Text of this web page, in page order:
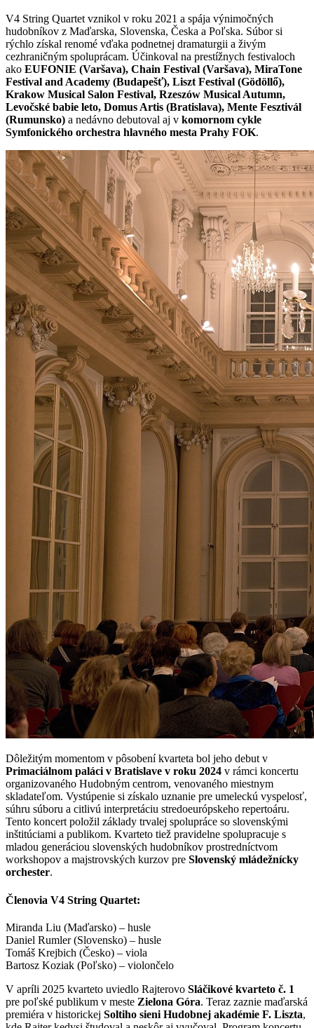
V4 String Quartet vznikol v roku 2021 a spája výnimočných
hudobníkov z Maďarska, Slovenska, Česka a Poľska. Súbor si
rýchlo získal renomé vďaka podnetnej dramaturgii a živým
cezhraničným spoluprácam. Účinkoval na prestížnych festivaloch
ako EUFONIE (Varšava), Chain Festival (Varšava), MiraTone
Festival and Academy (Budapešť), Liszt Festival (Gödöllő),
Krakow Musical Salon Festival, Rzeszów Musical Autumn,
Levočské babie leto, Domus Artis (Bratislava), Mente Fesztivál
(Rumunsko) a nedávno debutoval aj v komornom cykle
Symfonického orchestra hlavného mesta Prahy FOK.
Dôležitým momentom v pôsobení kvarteta bol jeho debut v
Primaciálnom paláci v Bratislave v roku 2024 v rámci koncertu
organizovaného Hudobným centrom, venovaného miestnym
skladateľom. Vystúpenie si získalo uznanie pre umeleckú vyspelosť,
súhru súboru a citlivú interpretáciu stredoeurópskeho repertoáru.
Tento koncert položil základy trvalej spolupráce so slovenskými
inštitúciami a publikom. Kvarteto tiež pravidelne spolupracuje s
mladou generáciou slovenských hudobníkov prostredníctvom
workshopov a majstrovských kurzov pre Slovenský mládežnícky
orchester.
Členovia V4 String Quartet:
Miranda Liu (Maďarsko) – husle
Daniel Rumler (Slovensko) – husle
Tomáš Krejbich (Česko) – viola
Bartosz Koziak (Poľsko) – violončelo
V apríli 2025 kvarteto uviedlo Rajterovo Sláčikové kvarteto č. 1
pre poľské publikum v meste Zielona Góra. Teraz zaznie maďarská
premiéra v historickej Soltiho sieni Hudobnej akadémie F. Liszta,